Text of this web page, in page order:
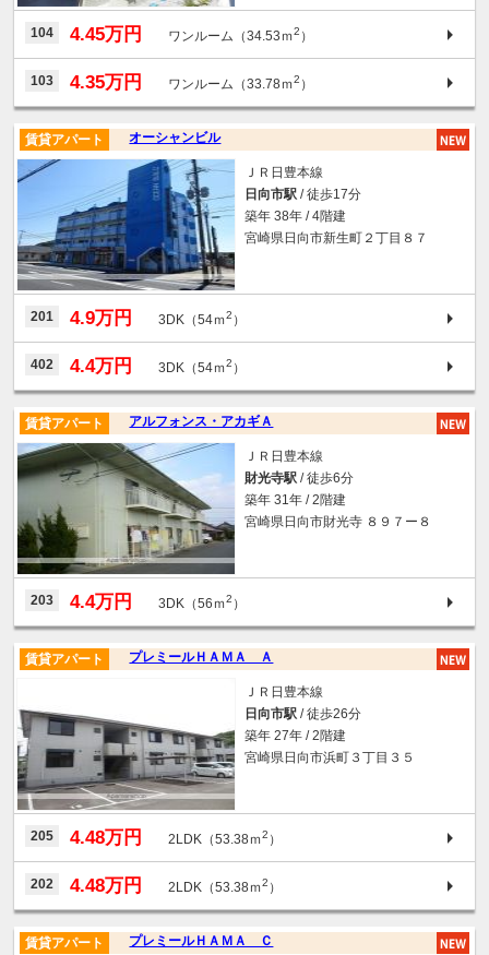
104 4.45万円 ワンルーム（34.53ｍ2 ）
103 4.35万円 ワンルーム（33.78ｍ2 ）
オーシャンビル
賃貸アパート
ＪＲ日豊本線
日向市駅 / 徒歩17分
築年 38年 / 4階建
宮崎県日向市新生町２丁目８７
201 4.9万円 3DK（54ｍ2 ）
402 4.4万円 3DK（54ｍ2 ）
アルフォンス・アカギＡ
賃貸アパート
ＪＲ日豊本線
財光寺駅 / 徒歩6分
築年 31年 / 2階建
宮崎県日向市財光寺 ８９７ー８
203 4.4万円 3DK（56ｍ2 ）
プレミールＨＡＭＡ Ａ
賃貸アパート
ＪＲ日豊本線
日向市駅 / 徒歩26分
築年 27年 / 2階建
宮崎県日向市浜町３丁目３５
205 4.48万円 2LDK（53.38ｍ2 ）
202 4.48万円 2LDK（53.38ｍ2 ）
プレミールＨＡＭＡ Ｃ
賃貸アパート